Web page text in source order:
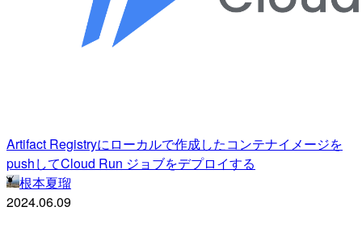
Artifact Registryにローカルで作成したコンテナイメージを
pushしてCloud Run ジョブをデプロイする
根本夏瑠
2024.06.09